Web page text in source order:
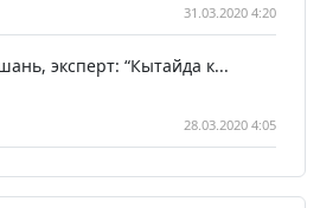
31.03.2020 4:20
эксперт: “Кытайда к...
28.03.2020 4:05